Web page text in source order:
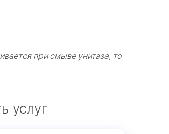
при смыве унитаза, то
услуг